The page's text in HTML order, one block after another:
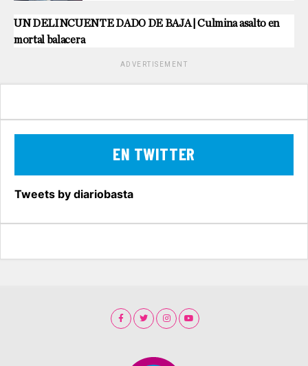
UN DELINCUENTE DADO DE BAJA | Culmina asalto en
mortal balacera
ADVERTISEMENT
EN TWITTER
Tweets by diariobasta